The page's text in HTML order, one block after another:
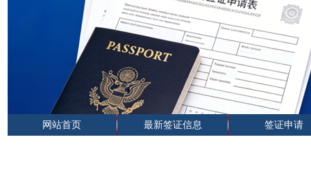
网站首页 最新签证信息 签证申请